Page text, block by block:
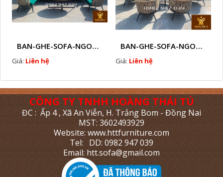
BAN-GHE-SOFA-NGOAI-TROI-GIA-MAY-KN11
Giá: Liên hệ
BAN-GHE-SOFA-NGOAI-TROI-GIA-MAY-KN10
Giá: Liên hệ
CÔNG TY TNHH HOÀNG THÁI TÚ
ĐC : Ấp 4 , Xã An Viễn, H. Trảng Bom - Đồng Nai
MST: 3602493929
Website: www.httfurniture.com
Tel: DD: 0982 947 039
Email: htt.sofa@gmail.com